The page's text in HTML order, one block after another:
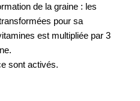
de la graine : les
pour sa
est multipliée par 3
sont activés.